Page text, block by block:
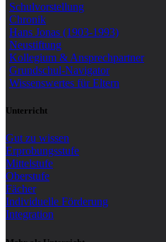
Schulvorstellung
Chronik
Hans Jonas (1903-1993)
Neustiftung
Kollegium & Ansprechpartner
Grundschul-Navigator
Wissenswertes für Eltern
Unterricht
Gut zu wissen
Erprobungsstufe
Mittelstufe
Oberstufe
Fächer
Individuelle Förderung
Integration